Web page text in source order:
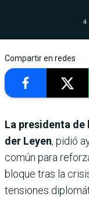
4
Compartir en redes
La presidenta de
der Leyen, pidió
común para
bloque tras la
tensiones